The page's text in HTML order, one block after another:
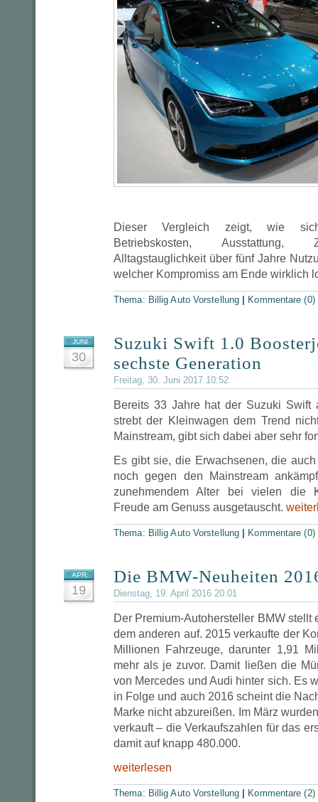
Dieser Vergleich zeigt, wie sich
Betriebskosten, Ausstattung,
Alltagstauglichkeit über fünf Jahre
welcher Kompromiss am Ende wirklich
Thema: Billig Auto Vorstellung Kommentare (0)
JUNI
30
Suzuki Swift 1.0
sechste Generation
Freitag, 30. Juni 2017 10:52
Bereits 33 Jahre hat der Suzuki Swift
strebt der Kleinwagen dem Trend
Mainstream, gibt sich dabei aber sehr
Es gibt sie, die Erwachsenen, die
noch gegen den Mainstream
zunehmendem Alter bei vielen die
Freude am Genuss ausgetauscht.
Thema: Billig Auto Vorstellung Kommentare (0)
APR.
19
Die BMW-Neuheiten
Dienstag, 19. April 2016 20:01
Der Premium-Autohersteller BMW stellt
dem anderen auf. 2015 verkaufte der
Millionen Fahrzeuge, darunter 1,91
mehr als je zuvor. Damit ließen die
von Mercedes und Audi hinter sich. Es
in Folge und auch 2016 scheint die
Marke nicht abzureißen. Im März
verkauft – die Verkaufszahlen für das
damit auf knapp 480.000.
weiterlesen
Thema: Billig Auto Vorstellung Kommentare (2)